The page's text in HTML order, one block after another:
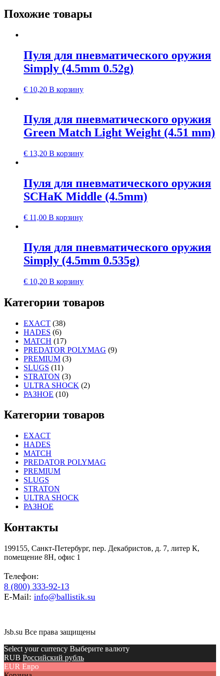
Похожие товары
Пуля для пневматического оружия
Simply (4.5mm 0.52g)
€ 10,20 В корзину
Пуля для пневматического оружия
Green Match Light Weight (4.51 mm)
€ 13,20 В корзину
Пуля для пневматического оружия
SCHaK Middle (4.5mm)
€ 11,00 В корзину
Пуля для пневматического оружия
Simply (4.5mm 0.535g)
€ 10,20 В корзину
Категории товаров
EXACT (38)
HADES (6)
MATCH (17)
PREDATOR POLYMAG (9)
PREMIUM (3)
SLUGS (11)
STRATON (3)
ULTRA SHOCK (2)
РАЗНОЕ (10)
Категории товаров
EXACT
HADES
MATCH
PREDATOR POLYMAG
PREMIUM
SLUGS
STRATON
ULTRA SHOCK
РАЗНОЕ
Контакты
199155, Санкт-Петербург, пер. Декабристов, д. 7, литер К,
помещение 8Н, офис 1
Телефон:
8 (800) 333-92-13
E-Mail: info@ballistik.su
Jsb.su Все права защищены
Select your currency Выберите валюту
RUB Российский рубль
EUR Евро